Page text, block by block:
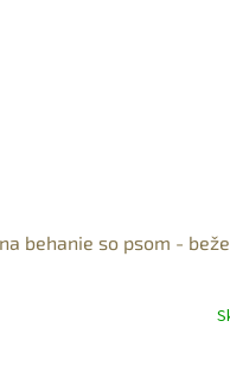
behanie so psom -